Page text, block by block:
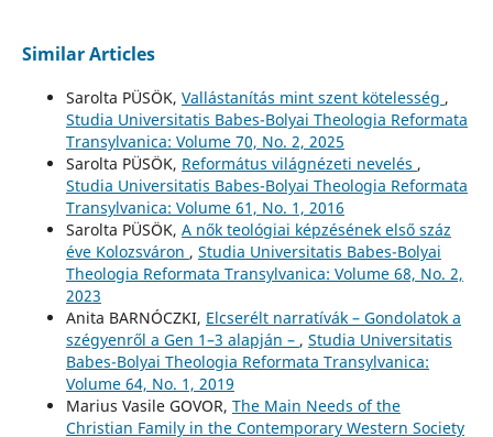
Similar Articles
Sarolta PÜSÖK, Vallástanítás mint szent kötelesség ,
Studia Universitatis Babes-Bolyai Theologia Reformata
Transylvanica: Volume 70, No. 2, 2025
Sarolta PÜSÖK, Református világnézeti nevelés ,
Studia Universitatis Babes-Bolyai Theologia Reformata
Transylvanica: Volume 61, No. 1, 2016
Sarolta PÜSÖK, A nők teológiai képzésének első száz
éve Kolozsváron , Studia Universitatis Babes-Bolyai
Theologia Reformata Transylvanica: Volume 68, No. 2,
2023
Anita BARNÓCZKI, Elcserélt narratívák – Gondolatok a
szégyenről a Gen 1–3 alapján – , Studia Universitatis
Babes-Bolyai Theologia Reformata Transylvanica:
Volume 64, No. 1, 2019
Marius Vasile GOVOR, The Main Needs of the
Christian Family in the Contemporary Western Society